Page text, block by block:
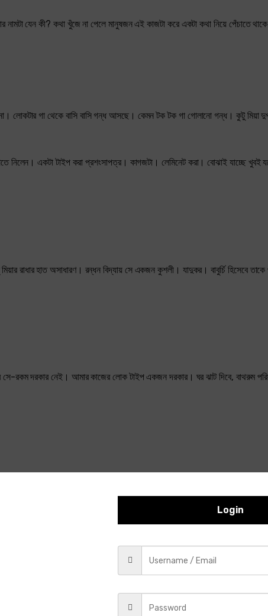
যেন কী? কথা খুঁজে না পেলে মানুষজন এই কাজটা করে একটা কথা নিয়ে পেঁচাতে
লোকটার গা থেকে বাসি বাসি গন্ধ আসছে। কেমন টক টক গা গোলানো গন্ধ। কুটু মিয়া
নিলেন। একটা টাইপ করা প্রশংসাপত্র। কাগজটা। লেমিনেট করা। বোঝাই যাচ্ছে খুবই
রাধার হাত অসাধারণ। রন্ধন বিদ্যায় সে একজন কুশলী। যাদুকর। বাবুর্চি হিসেবে তাকে
সে-রকম দরকার নেই। আমার কাজের লোক টাইপ একজন দরকার। ঘর ঝাট দিবে, বাথরুম
দিনে তিনটা কাজের লোক চলে গেছে। সর্বশেষটির নাম জিতু মিয়া। সে খালি হাতে যায়
মাসে কেনা হয়েছে। তার জন্য খুবই কাজের একটা জিনিস। এক পট চাল আধা পট পানি দিয়ে
অচল। দুই বেলা হোটেল খেকে খেয়ে আসতে হচ্ছে। হোটেলের বাবার এক দুই বেলা
একটা ছেলে থাকলে দুবালতি পানি নিয়ে আসত।
না। অত্যন্ত বলশালী মধ্যবয়স্ক একজন লোক মর ঝাট দিচ্ছে, কাপড় ধুচ্ছে— এটা মানায়
থাকলে সব সময় খুব সুক্ষ্ম টেনশান কাজ করবে। আলাউদ্দিন টেনশানবিহীন জীবন
Login